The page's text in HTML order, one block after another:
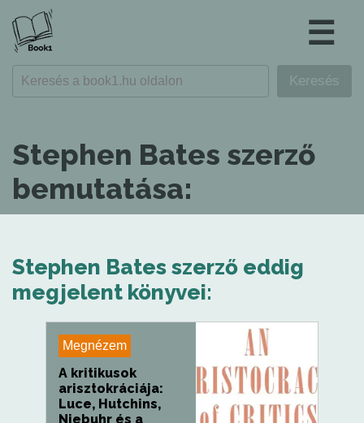
☰
Stephen Bates szerző
bemutatása:
Stephen Bates szerző eddig
megjelent könyvei:
Megnézem
A kritikusok
arisztokráciája:
Luce, Hutchins,
Niebuhr és a